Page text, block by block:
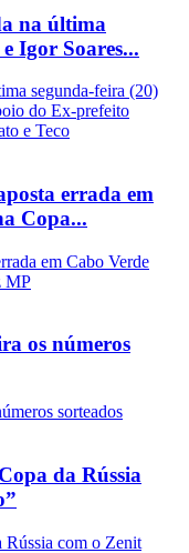
na última
Igor Soares...
errada em
Copa...
os números
da Rússia